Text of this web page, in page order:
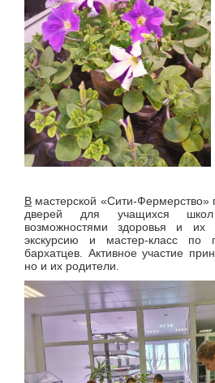
В мастерской «Сити-Фермерство»
дверей для учащихся
возможностями здоровья и их
экскурсию и мастер-класс по
бархатцев. Активное участие
но и их родители.